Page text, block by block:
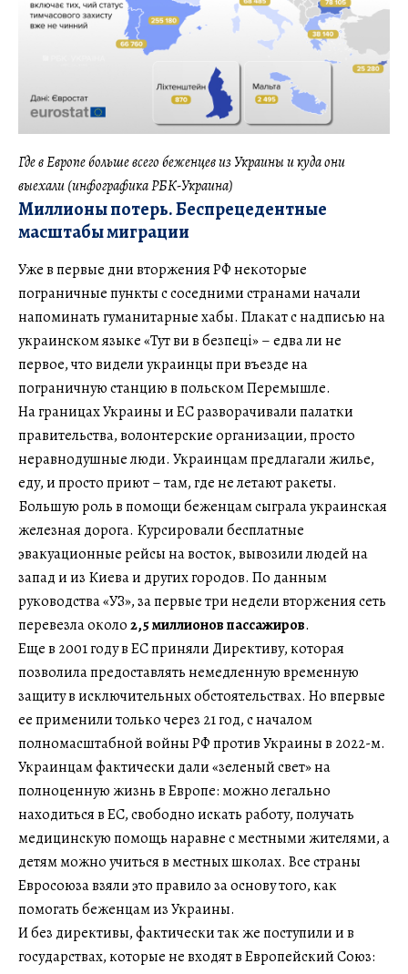
Где в Европе больше всего беженцев из Украины и куда они
выехали (инфографика РБК-Украина)
Миллионы потерь. Беспрецедентные
масштабы миграции
Уже в первые дни вторжения РФ некоторые
пограничные пункты с соседними странами начали
напоминать гуманитарные хабы. Плакат с надписью на
украинском языке «Тут ви в безпеці» – едва ли не
первое, что видели украинцы при въезде на
пограничную станцию в польском Перемышле.
На границах Украины и ЕС разворачивали палатки
правительства, волонтерские организации, просто
неравнодушные люди. Украинцам предлагали жилье,
еду, и просто приют – там, где не летают ракеты.
Большую роль в помощи беженцам сыграла украинская
железная дорога. Курсировали бесплатные
эвакуационные рейсы на восток, вывозили людей на
запад и из Киева и других городов. По данным
руководства «УЗ», за первые три недели вторжения сеть
перевезла около2,5 миллионов пассажиров.
Еще в 2001 году в ЕС приняли Директиву, которая
позволила предоставлять немедленную временную
защиту в исключительных обстоятельствах. Но впервые
ее применили только через 21 год, с началом
полномасштабной войны РФ против Украины в 2022-м.
Украинцам фактически дали «зеленый свет» на
полноценную жизнь в Европе: можно легально
находиться в ЕС, свободно искать работу, получать
медицинскую помощь наравне с местными жителями, а
детям можно учиться в местных школах. Все страны
Евросоюза взяли это правило за основу того, как
помогать беженцам из Украины.
И без директивы, фактически так же поступили и в
государствах, которые не входят в Европейский Союз: